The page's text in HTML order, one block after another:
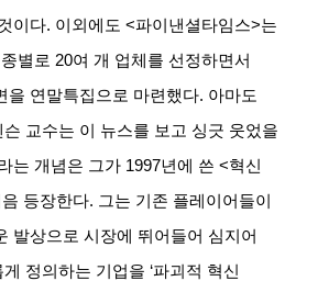
이다. 이외에도 <파이낸셜타임스>는
별로 20여 개 업체를 선정하면서
을 연말특집으로 마련했다. 아마도
교수는 이 뉴스를 보고 싱긋 웃었을
는 개념은 그가 1997년에 쓴 <혁신
등장한다. 그는 기존 플레이어들이
발상으로 시장에 뛰어들어 심지어
정의하는 기업을 ‘파괴적 혁신